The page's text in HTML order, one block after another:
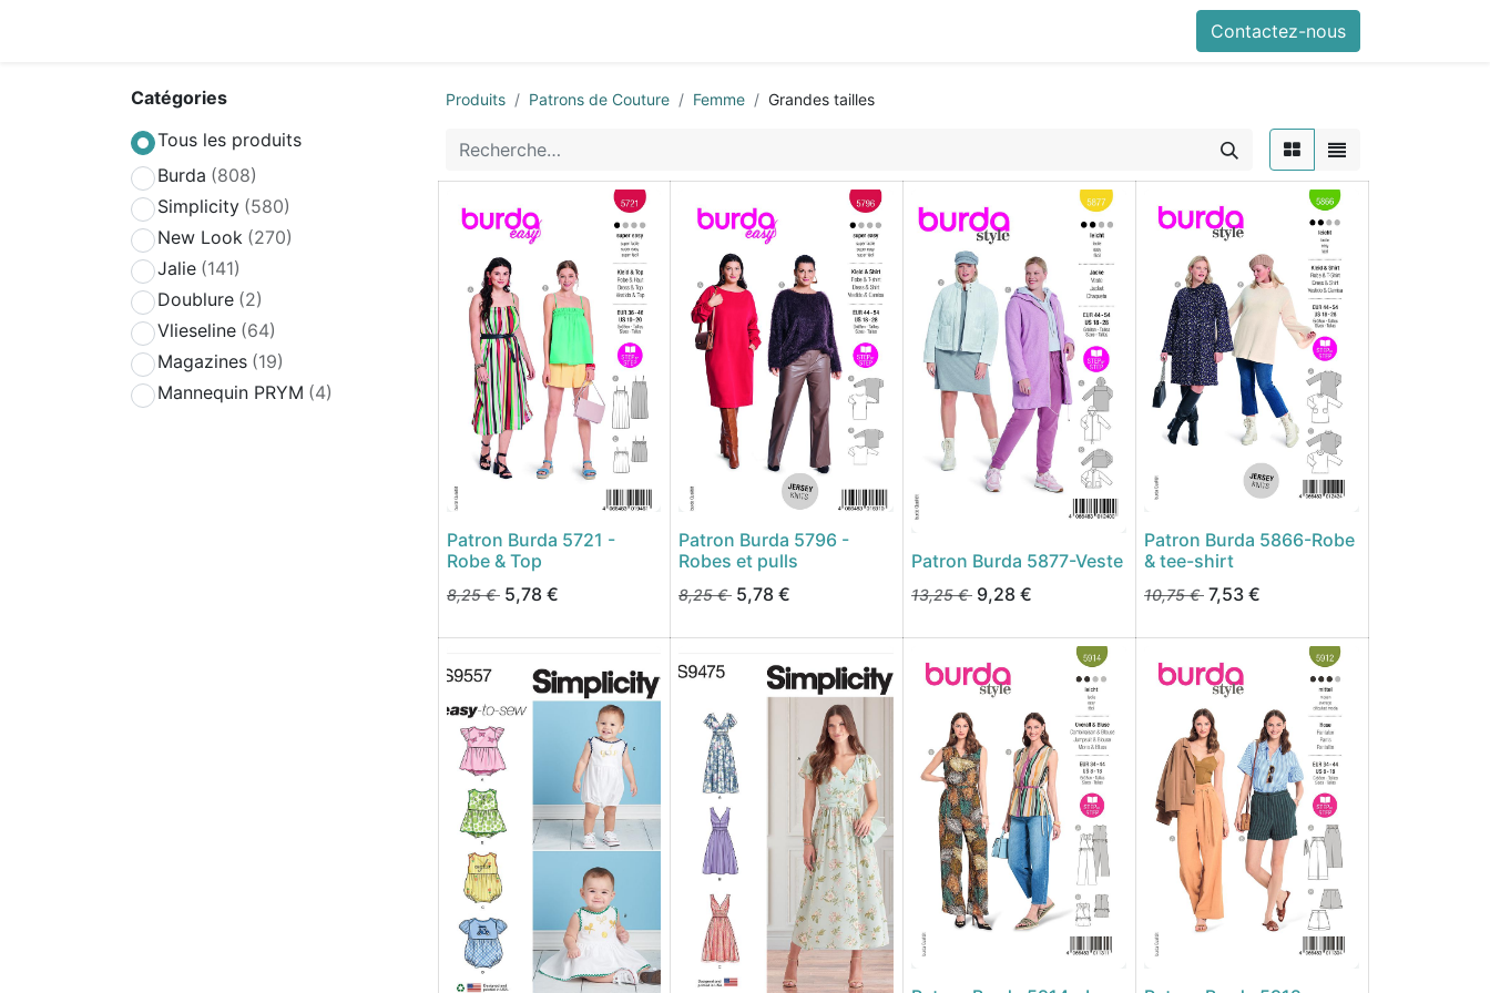
Contactez-nous
Catégories
Tous les produits
Burda (808)
Simplicity (580)
New Look (270)
Jalie (141)
Doublure (2)
Vlieseline (64)
Magazines (19)
Mannequin PRYM (4)
Produits Patrons de Couture Femme Grandes tailles
Patron Burda 5721 -
Robe & Top
8,25€ 5,78 €
Patron Burda 5796 -
Robes et pulls
8,25€ 5,78 €
Patron Burda 5877-Veste
13,25€ 9,28 €
Patron Burda 5866-Robe
& tee-shirt
10,75€ 7,53 €